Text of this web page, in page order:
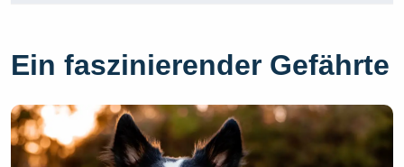
Ein faszinierender Gefährte